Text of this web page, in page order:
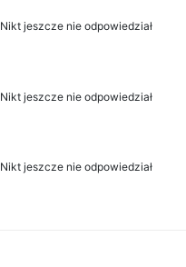
Nikt jeszcze nie odpowiedział
Nikt jeszcze nie odpowiedział
Nikt jeszcze nie odpowiedział